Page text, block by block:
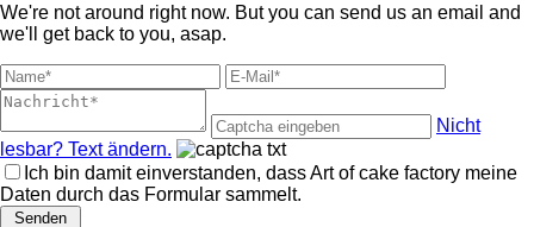
We're not around right now. But you can send us an email and
we'll get back to you, asap.
Nicht
lesbar? Text ändern.
Ich bin damit einverstanden, dass Art of cake factory meine
Daten durch das Formular sammelt.
Senden